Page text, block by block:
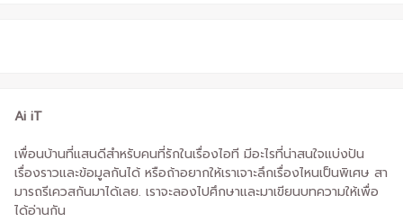
Ai iT
เพื่อนบ้านที่แสนดีสำหรับคนที่รักในเรื่องไอที มีอะไรที่น่าสนใจแบ่งปัน
เรื่องราวและข้อมูลกันได้ หรือถ้าอยากให้เราเจาะลึกเรื่องไหนเป็นพิเศษ สา
มารถรีเควสกันมาได้เลย. เราจะลองไปศึกษาและมาเขียนบทความให้เพื่อ
ได้อ่านกัน